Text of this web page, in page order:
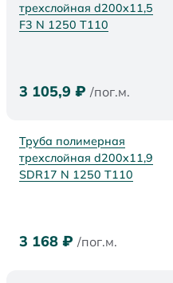
трехслойная d200x11,5
F3 N 1250 Т110
3 105,9 ₽ /пог.м.
Труба полимерная
трехслойная d200x11,9
SDR17 N 1250 Т110
3 168 ₽ /пог.м.